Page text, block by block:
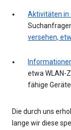
Aktivitäten in
versehen,
etwa WLAN-
fähige Geräte
Die durch uns
lange wir diese